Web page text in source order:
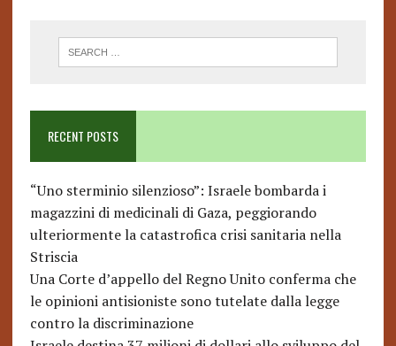
RECENT POSTS
“Uno sterminio silenzioso”: Israele bombarda i
magazzini di medicinali di Gaza, peggiorando
ulteriormente la catastrofica crisi sanitaria nella
Striscia
Una Corte d’appello del Regno Unito conferma che
le opinioni antisioniste sono tutelate dalla legge
contro la discriminazione